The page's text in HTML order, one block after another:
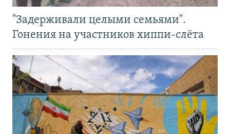
"Задерживали целыми семьями".
Гонения на участников хиппи-слёта